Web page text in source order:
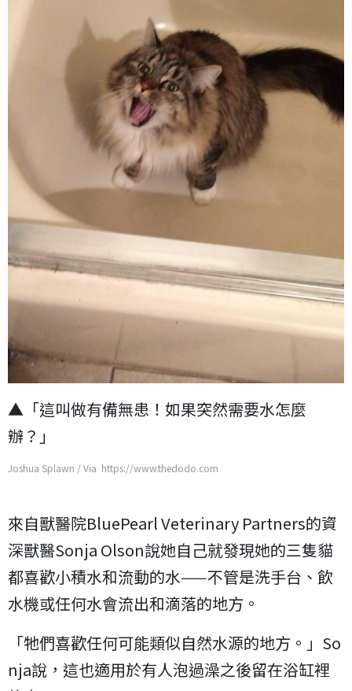
▲「這叫做有備無患！如果突然需要水怎麼
辦？」
Joshua Splawn / Via https://www.thedodo.com
來自獸醫院BluePearl Veterinary Partners的資
深獸醫Sonja Olson說她自己就發現她的三隻貓
都喜歡小積水和流動的水——不管是洗手台、飲
水機或任何水會流出和滴落的地方。
「牠們喜歡任何可能類似自然水源的地方。」So
nja說，這也適用於有人泡過澡之後留在浴缸裡